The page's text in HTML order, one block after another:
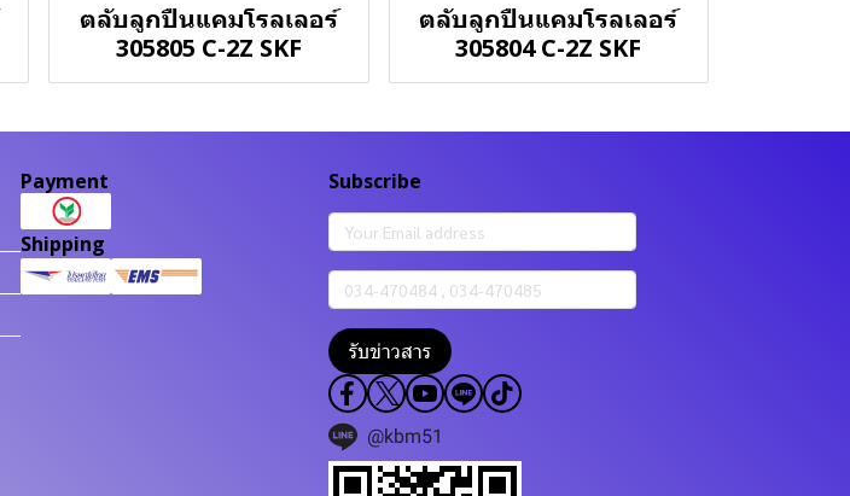
ตลับลูกปืนแคมโรลเลอร์
305805 C-2Z SKF
ตลับลูกปืนแคมโรลเลอร์
305804 C-2Z SKF
Payment
Shipping
Subscribe
รับข่าวสาร
@kbm51